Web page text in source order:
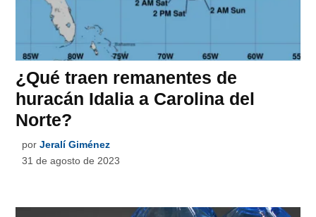
¿Qué traen remanentes de
huracán Idalia a Carolina del
Norte?
por Jeralí Giménez
31 de agosto de 2023